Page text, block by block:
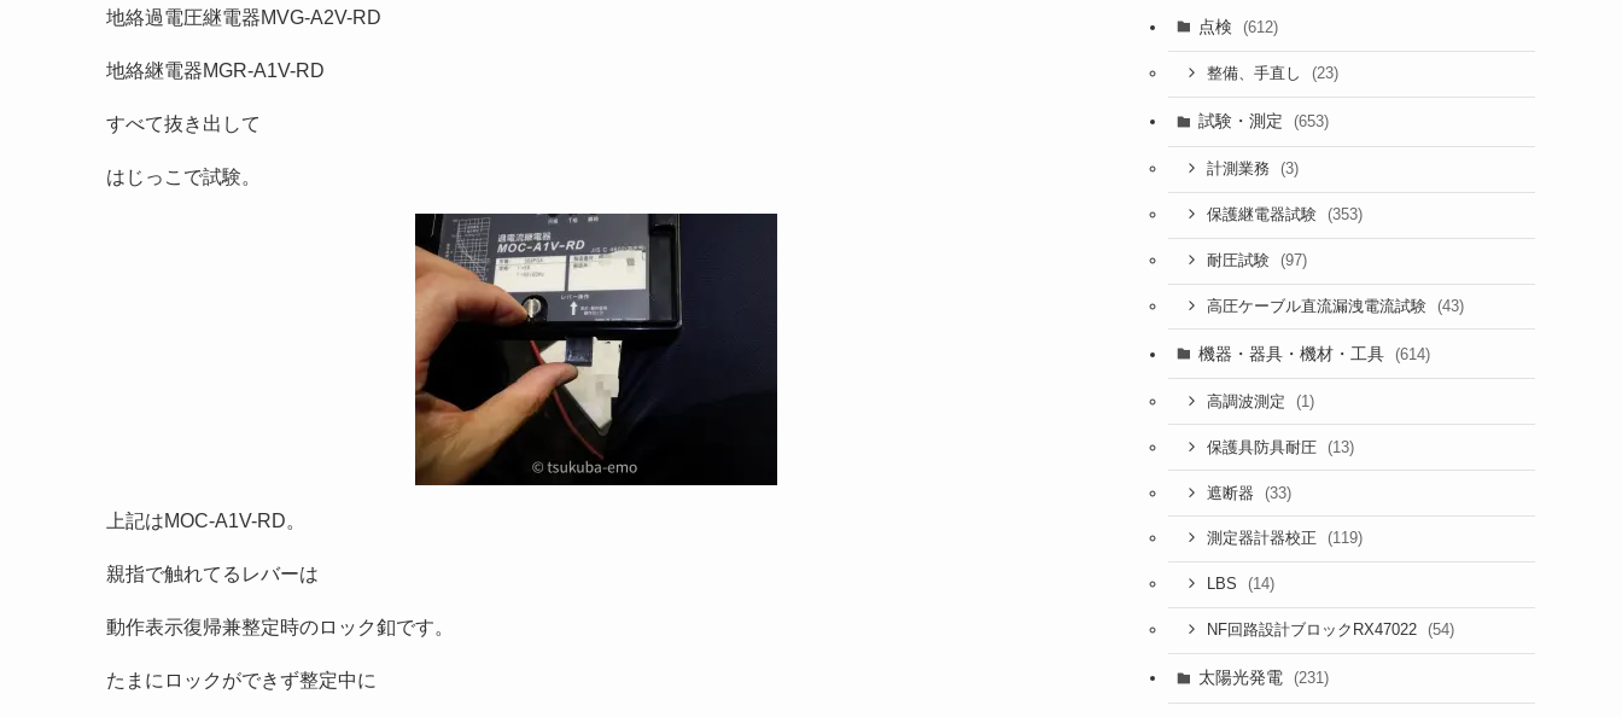
地絡過電圧継電器MVG-A2V-RD
地絡継電器MGR-A1V-RD
すべて抜き出して
はじっこで試験。
上記はMOC-A1V-RD。
親指で触れてるレバーは
動作表示復帰兼整定時のロック釦です。
たまにロックができず整定中に
点検 (612)
整備、手直し (23)
試験・測定 (653)
計測業務 (3)
保護継電器試験 (353)
耐圧試験 (97)
高圧ケーブル直流漏洩電流試験 (43)
機器・器具・機材・工具 (614)
高調波測定 (1)
保護具防具耐圧 (13)
遮断器 (33)
測定器計器校正 (119)
LBS (14)
NF回路設計ブロックRX47022 (54)
太陽光発電 (231)